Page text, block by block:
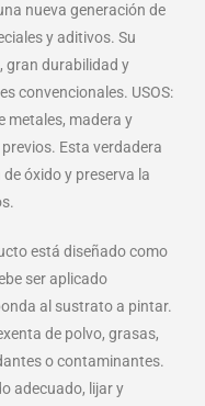
nueva generación de
y aditivos. Su
gran durabilidad y
convencionales. USOS:
metales, madera y
Esta verdadera
óxido y preserva la
está diseñado como
ser aplicado
al sustrato a pintar.
de polvo, grasas,
o contaminantes.
adecuado, lijar y